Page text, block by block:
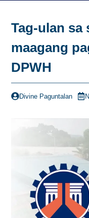
Tag-ulan sa
maagang
DPWH
Divine Paguntalan